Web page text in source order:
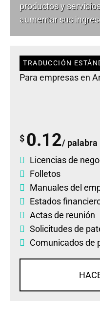
productos y
aumentar sus
TRADUCCIÓN
Para empresas en
$ 0.12/ palabra
Licencias de
Folletos
Manuales del
Estados
Actas de reunión
Solicitudes de
Comunicados de